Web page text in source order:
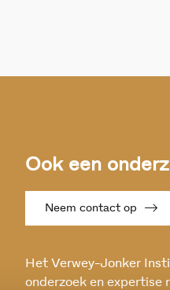
Ook een
Neem contact op
Het Verwey-Jonker
onderzoek en expertise